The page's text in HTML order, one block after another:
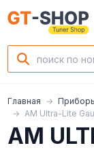
Главная
AM Ultra-Lite
AM